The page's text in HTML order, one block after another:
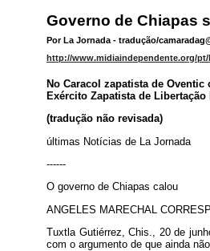
Governo de Chiapas
Por La Jornada - tradução/
http://www.midiaindependente.org/pt/
No Caracol zapatista de
Exército Zapatista de Libertação
(tradução não revisada)
últimas Notícias de La Jornada
------
O governo de Chiapas calou
ANGELES MARECHAL
Tuxtla Gutiérrez, Chis., 20 de
com o argumento de que ainda